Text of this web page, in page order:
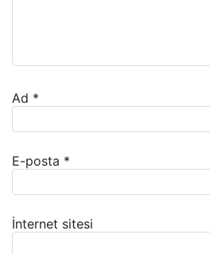
Ad *
E-posta *
İnternet sitesi